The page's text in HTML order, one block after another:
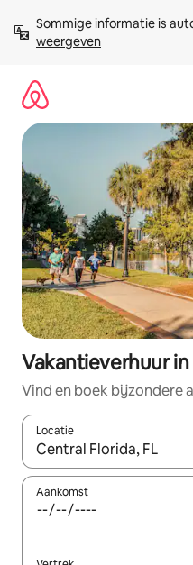
direct
naar
Sommige informatie is
weergeven
Vakantieverhuur
Vind en boek bijzondere
Locatie
Wanneer er suggesties
Aankomst